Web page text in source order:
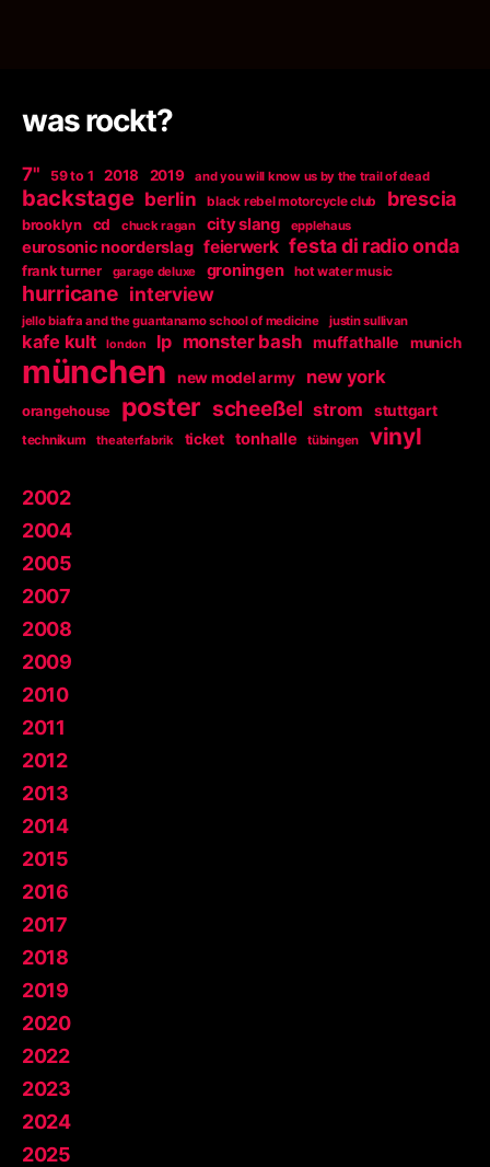
was rockt?
7" 59 to 1 2018 2019 and you will know us by the trail of dead
backstage berlin black rebel motorcycle club brescia
brooklyn cd chuck ragan city slang epplehaus
eurosonic noorderslag feierwerk festa di radio onda
frank turner garage deluxe groningen hot water music
hurricane interview
jello biafra and the guantanamo school of medicine justin sullivan
kafe kult london lp monster bash muffathalle munich
münchen new model army new york
orangehouse poster scheeßel strom stuttgart
technikum theaterfabrik ticket tonhalle tübingen vinyl
2002
2004
2005
2007
2008
2009
2010
2011
2012
2013
2014
2015
2016
2017
2018
2019
2020
2022
2023
2024
2025